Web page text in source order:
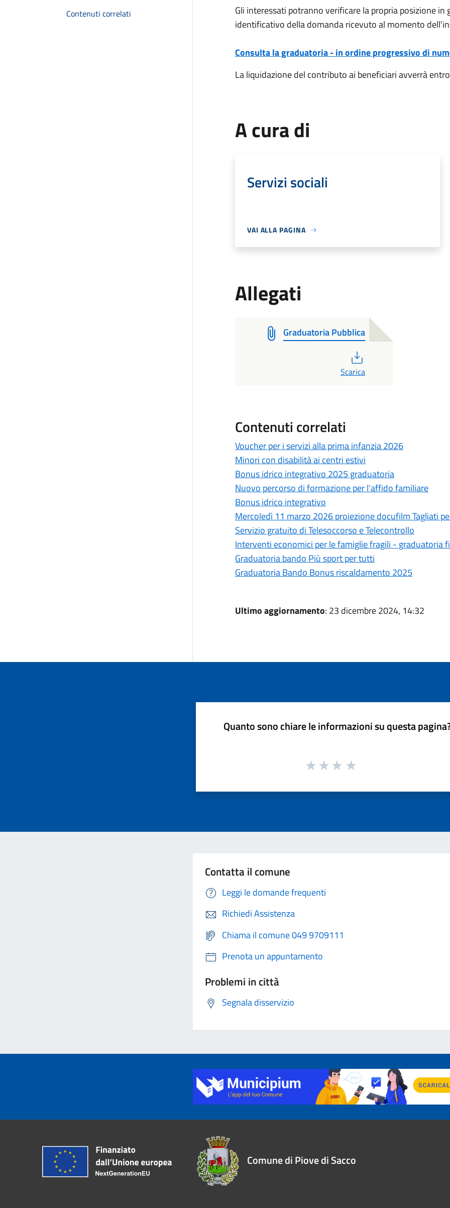
Contenuti correlati
Gli interessati potranno verificare la propria posizione
identificativo della domanda ricevuto al momento
Consulta la graduatoria - in ordine progressivo di
La liquidazione del contributo ai beneficiari avverrà
A cura di
Servizi sociali
VAI ALLA PAGINA
Allegati
Graduatoria Pubblica
Scarica
Contenuti correlati
Voucher per i servizi alla prima infanzia 2026
Minori con disabilità ai centri estivi
Bonus idrico integrativo 2025 graduatoria
Nuovo percorso di formazione per l'affido familiare
Bonus idrico integrativo
Mercoledì 11 marzo 2026 proiezione docufilm Tagliati
Servizio gratuito di Telesoccorso e Telecontrollo
Interventi economici per le famiglie fragili - graduatoria
Graduatoria bando Più sport per tutti
Graduatoria Bando Bonus riscaldamento 2025
Ultimo aggiornamento: 23 dicembre 2024, 14:32
Quanto sono chiare le informazioni su questa
Contatta il comune
Leggi le domande frequenti
Richiedi Assistenza
Chiama il comune 049 9709111
Prenota un appuntamento
Problemi in città
Segnala disservizio
Comune di Piove di Sacco